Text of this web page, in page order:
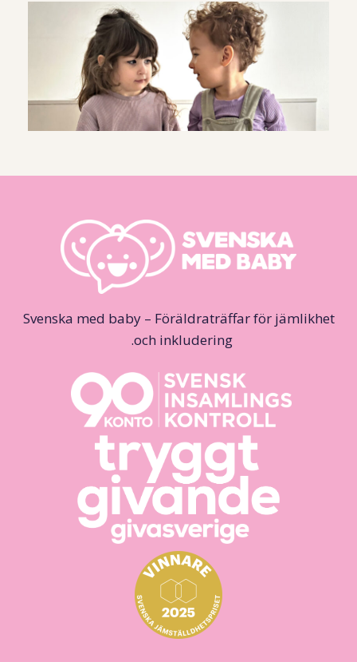
Svenska med baby – Föräldraträffar för jämlikhet
och inkludering.